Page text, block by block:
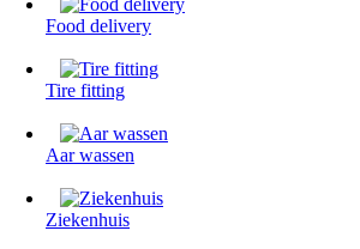
Food delivery
Tire fitting
Aar wassen
Ziekenhuis